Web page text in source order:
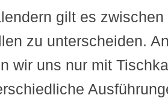
gilt es
zu unterscheiden.
wir uns nur mit